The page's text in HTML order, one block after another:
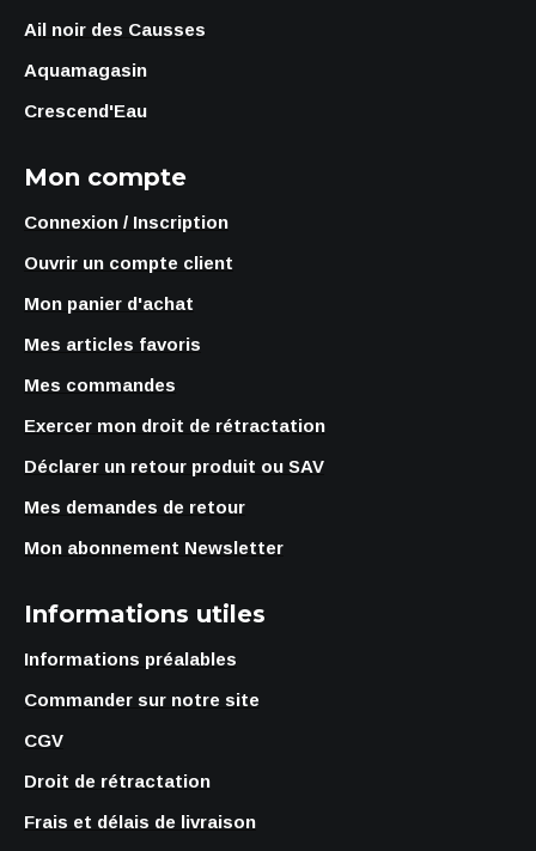
Ail noir des Causses
Aquamagasin
Crescend'Eau
Mon compte
Connexion / Inscription
Ouvrir un compte client
Mon panier d'achat
Mes articles favoris
Mes commandes
Exercer mon droit de rétractation
Déclarer un retour produit ou SAV
Mes demandes de retour
Mon abonnement Newsletter
Informations utiles
Informations préalables
Commander sur notre site
CGV
Droit de rétractation
Frais et délais de livraison